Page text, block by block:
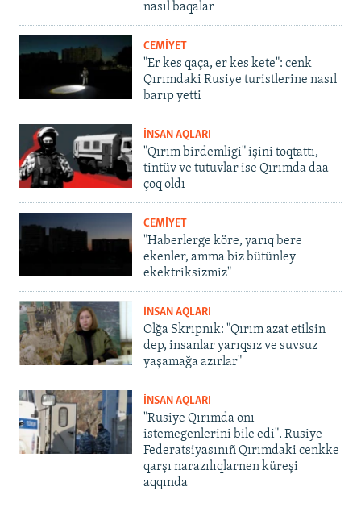
nasıl baqalar
CEMİYET
"Er kes qaça, er kes kete": cenk
Qırımdaki Rusiye turistlerine nasıl
barıp yetti
İNSAN AQLARI
"Qırım birdemligi" işini toqtattı,
tintüv ve tutuvlar ise Qırımda daa
çoq oldı
CEMİYET
"Haberlerge köre, yarıq bere
ekenler, amma biz bütünley
ekektriksizmiz"
İNSAN AQLARI
Olğa Skrıpnık: "Qırım azat etilsin
dep, insanlar yarıqsız ve suvsuz
yaşamağa azırlar"
İNSAN AQLARI
"Rusiye Qırımda onı
istemegenlerini bile edi". Rusiye
Federatsiyasınıñ Qırımdaki cenkke
qarşı narazılıqlarnen küreşi
aqqında